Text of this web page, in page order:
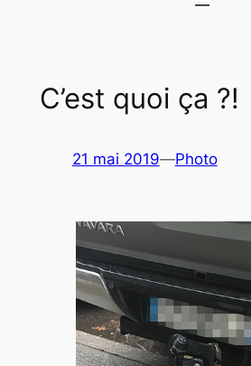
C’est quoi ça ?!
21 mai 2019—Photo